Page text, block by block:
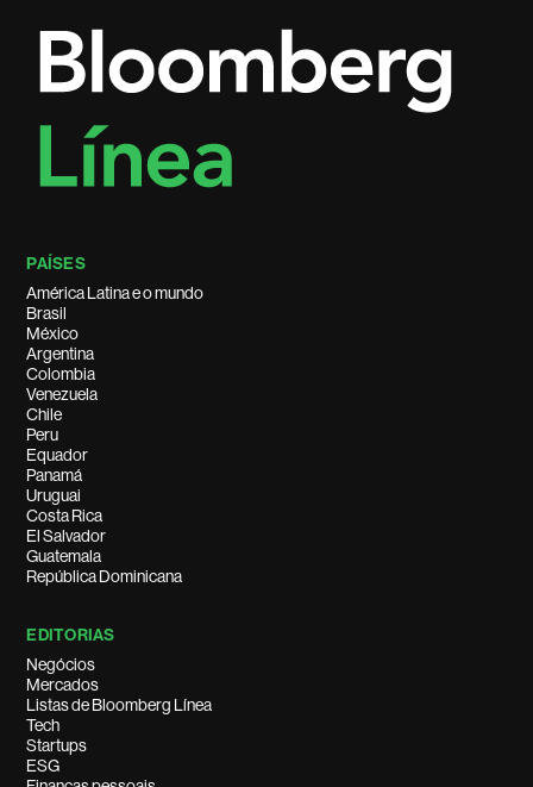
PAÍSES
América Latina e o mundo
Brasil
México
Argentina
Colombia
Venezuela
Chile
Peru
Equador
Panamá
Uruguai
Costa Rica
El Salvador
Guatemala
República Dominicana
EDITORIAS
Negócios
Mercados
Listas de Bloomberg Línea
Tech
Startups
ESG